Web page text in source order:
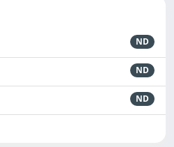
ND
ND
ND